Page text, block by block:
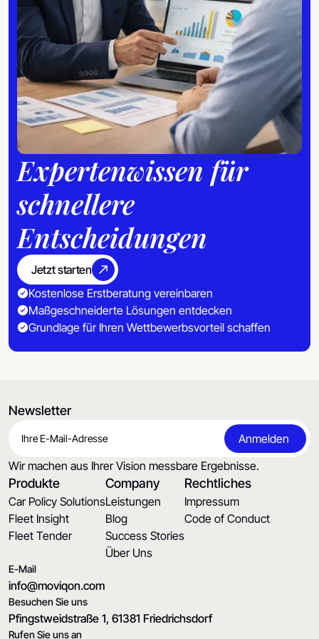
Expertenwissen für
schnellere
Entscheidungen
Jetzt starten
Kostenlose Erstberatung vereinbaren
Maßgeschneiderte Lösungen entdecken
Grundlage für Ihren Wettbewerbsvorteil schaffen
Newsletter
Wir machen aus Ihrer Vision messbare Ergebnisse.
Produkte
Car Policy Solutions
Fleet Insight
Fleet Tender
Company
Leistungen
Blog
Success Stories
Über Uns
Rechtliches
Impressum
Code of Conduct
E-Mail
info@moviqon.com
Besuchen Sie uns
Pfingstweidstraße 1, 61381 Friedrichsdorf
Rufen Sie uns an